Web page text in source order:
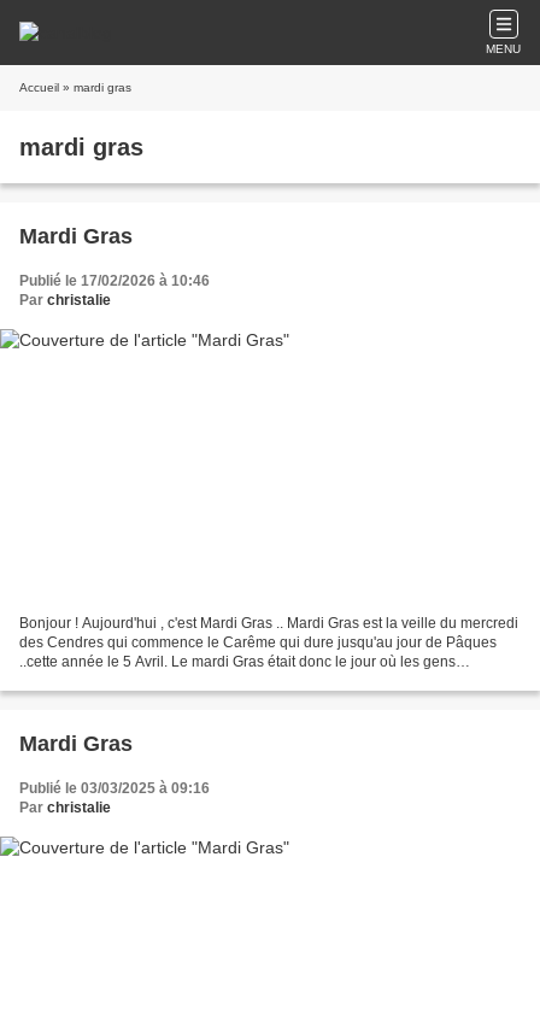
MENU
Accueil » mardi gras
mardi gras
Mardi Gras
Publié le 17/02/2026 à 10:46
Par christalie
Bonjour ! Aujourd'hui , c'est Mardi Gras .. Mardi Gras est la veille du mercredi
des Cendres qui commence le Carême qui dure jusqu'au jour de Pâques
..cette année le 5 Avril. Le mardi Gras était donc le jour où les gens
Mardi Gras
Publié le 03/03/2025 à 09:16
Par christalie